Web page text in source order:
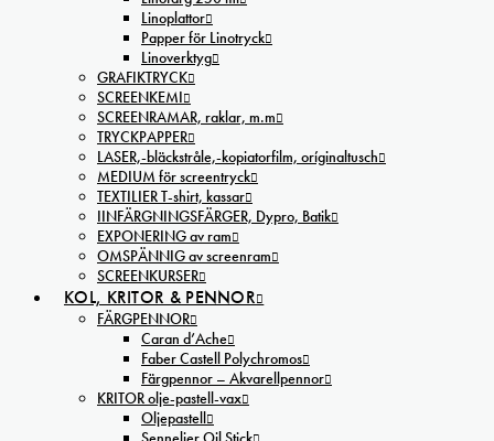
Linoplattor
Papper för Linotryck
Linoverktyg
GRAFIKTRYCK
SCREENKEMI
SCREENRAMAR, raklar, m.m
TRYCKPAPPER
LASER,-bläckstråle,-kopiatorfilm, oríginaltusch
MEDIUM för screentryck
TEXTILIER T-shirt, kassar
IINFÄRGNINGSFÄRGER, Dypro, Batik
EXPONERING av ram
OMSPÄNNIG av screenram
SCREENKURSER
KOL, KRITOR & PENNOR
FÄRGPENNOR
Caran d’Ache
Faber Castell Polychromos
Färgpennor – Akvarellpennor
KRITOR olje-pastell-vax
Oljepastell